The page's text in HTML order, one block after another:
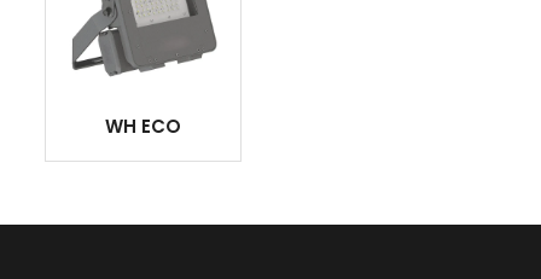
WH ECO